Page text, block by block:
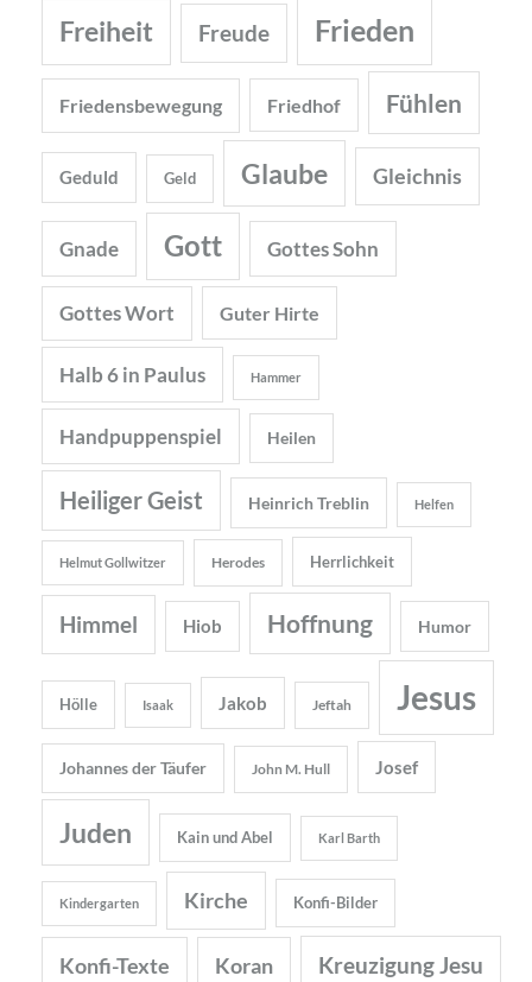
Freiheit Freude Frieden
Friedensbewegung Friedhof Fühlen
Geduld Geld Glaube Gleichnis
Gnade Gott Gottes Sohn
Gottes Wort Guter Hirte
Halb 6 in Paulus Hammer
Handpuppenspiel Heilen
Heiliger Geist Heinrich Treblin Helfen
Helmut Gollwitzer Herodes Herrlichkeit
Himmel Hiob Hoffnung Humor
Hölle Isaak Jakob Jeftah Jesus
Johannes der Täufer John M. Hull Josef
Juden Kain und Abel Karl Barth
Kindergarten Kirche Konfi-Bilder
Konfi-Texte Koran Kreuzigung Jesu